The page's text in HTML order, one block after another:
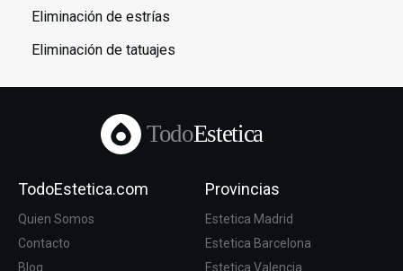
Eliminación de estrías
Eliminación de tatuajes
TodoEstetica
TodoEstetica.com
Quien Somos
Contacto
Blog
Provincias
Estetica Madrid
Estetica Barcelona
Estetica Valencia